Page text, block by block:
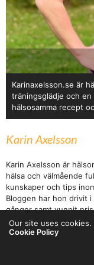
Karinaxelsson.se är
träningsglädje och
hälsosamma recept
Karin Axelsson
Karin Axelsson är
hälsa och välmående
kunskaper och tips
Bloggen har hon drivit
gånger samt vunnit
barn och jobbar som
Our site uses
Cookie Policy